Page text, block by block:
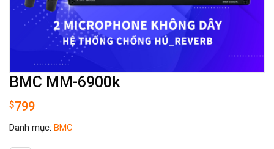
BMC MM-6900k
$799
Danh mục: BMC